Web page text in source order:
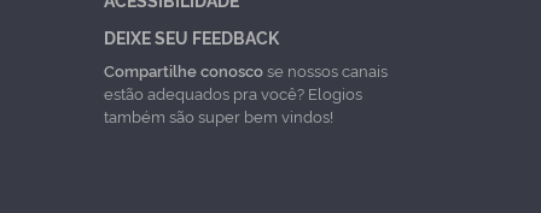
DEIXE SEU FEEDBACK
Compartilhe conoscose nossos canais
estão adequados pra você? Elogios
também são super bem vindos!